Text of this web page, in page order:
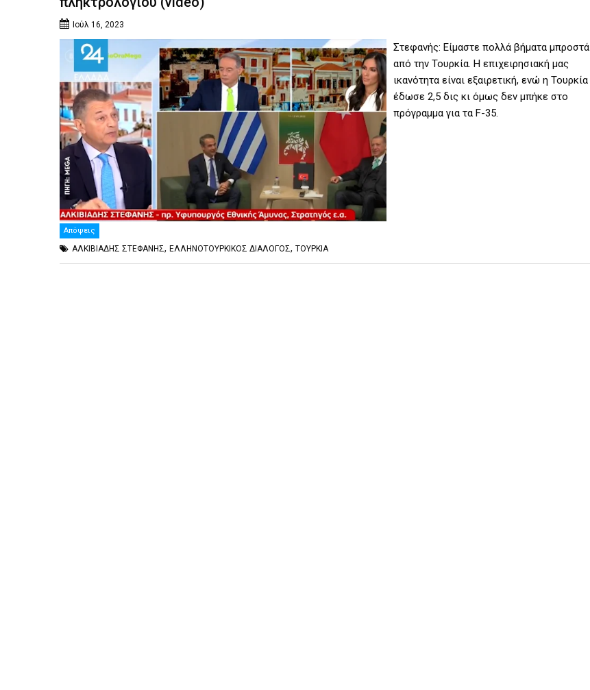
Ιούλ 16, 2023
Στεφανής: Είμαστε πολλά βήματα μπροστά
από την Τουρκία. Η επιχειρησιακή μας
ικανότητα είναι εξαιρετική, ενώ η Τουρκία
έδωσε 2,5 δις κι όμως δεν μπήκε στο
πρόγραμμα για τα F-35.
Απόψεις
ΑΛΚΙΒΙΑΔΗΣ ΣΤΕΦΑΝΗΣ, ΕΛΛΗΝΟΤΟΥΡΚΙΚΟΣ ΔΙΑΛΟΓΟΣ, ΤΟΥΡΚΙΑ